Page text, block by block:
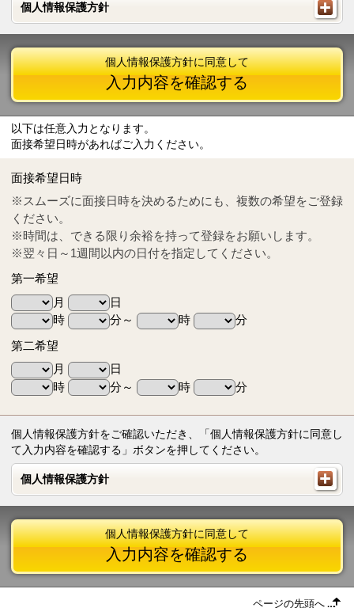
個人情報保護方針
個人情報保護方針
Tel
0570-55-0314
個人情報保護方針に同意して
入力内容を確認する
以下は任意入力となります。
面接希望日時があればご入力ください。
面接希望日時
※スムーズに面接日時を決めるためにも、複数の希望をご登録
ください。
※時間は、できる限り余裕を持って登録をお願いします。
※翌々日～1週間以内の日付を指定してください。
第一希望
月
日
時
分～ 時
分
第二希望
月
日
時
分～ 時 分
個人情報保護方針をご確認いただき、「個人情報保護方針に同意し
て入力内容を確認する」ボタンを押してください。
個人情報保護方針
個人情報保護方針
個人情報保護方針に同意して
入力内容を確認する
ページの先頭へ